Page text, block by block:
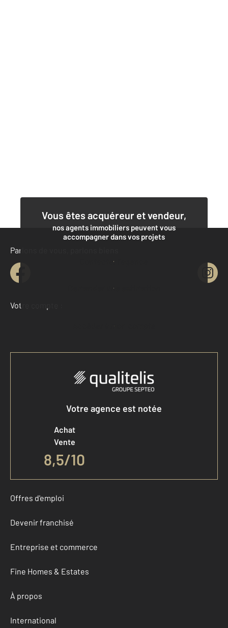
Vous êtes acquéreur et vendeur,
nos agents immobiliers peuvent vous
accompagner dans vos projets
Contacter l'agence
Demander une estimation
Parlons de vous, parlons biens
Votre compte :
Accéder à mon compte
Votre agence est notée
Achat
Vente
8,5/10
Offres d'emploi
Devenir franchisé
Entreprise et commerce
Fine Homes & Estates
À propos
International